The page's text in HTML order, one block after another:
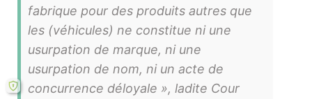
fabrique pour des produits autres que
les (véhicules) ne constitue ni une
usurpation de marque, ni une
usurpation de nom, ni un acte de
concurrence déloyale », ladite Cour